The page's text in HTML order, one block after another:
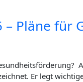
Plä­ne für
Er legt